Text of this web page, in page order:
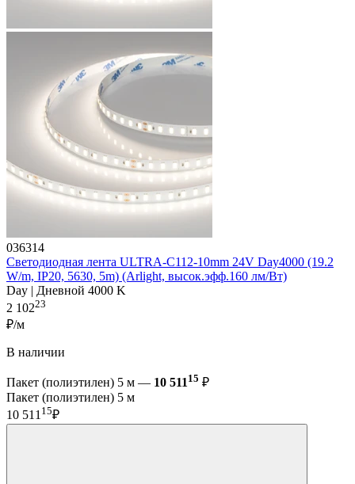
036314
Светодиодная лента ULTRA-C112-10mm 24V Day4000 (19.2
W/m, IP20, 5630, 5m) (Arlight, высок.эфф.160 лм/Вт)
Day | Дневной 4000 K
2 10223
₽/м
В наличии
Пакет (полиэтилен) 5 м — 10 51115 ₽
Пакет (полиэтилен) 5 м
10 51115₽